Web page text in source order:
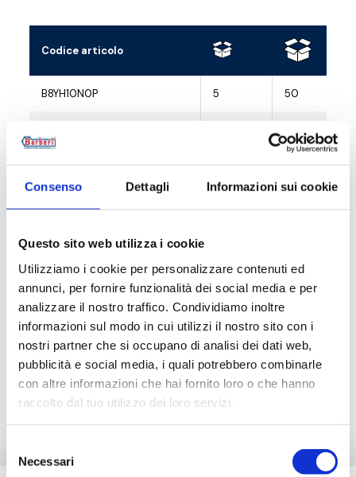
Consenso Dettagli Informazioni sui cookie
Questo sito web utilizza i cookie
Utilizziamo i cookie per personalizzare contenuti ed
annunci, per fornire funzionalità dei social media e per
analizzare il nostro traffico. Condividiamo inoltre
informazioni sul modo in cui utilizzi il nostro sito con i
nostri partner che si occupano di analisi dei dati web,
pubblicità e social media, i quali potrebbero combinarle
con altre informazioni che hai fornito loro o che hanno
raccolto dal tuo utilizzo dei loro servizi.
delNecessari
Codice articolo
B8YH10N0P 5 50
50
Documentazione
Accessori
Ricambi